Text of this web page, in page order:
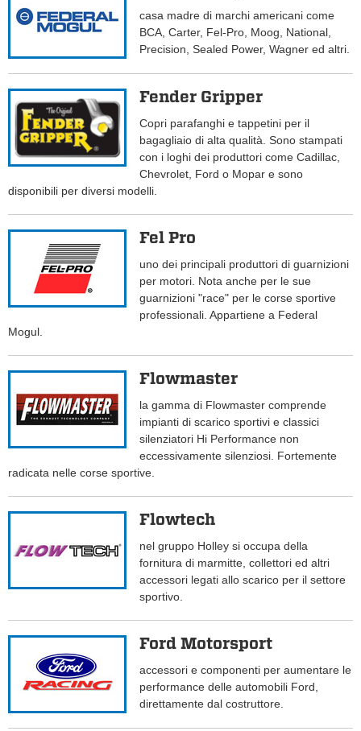
casa madre di marchi americani come
BCA, Carter, Fel-Pro, Moog, National,
Precision, Sealed Power, Wagner ed altri.
Fender Gripper
Copri parafanghi e tappetini per il
bagagliaio di alta qualità. Sono stampati
con i loghi dei produttori come Cadillac,
Chevrolet, Ford o Mopar e sono
disponibili per diversi modelli.
Fel Pro
uno dei principali produttori di guarnizioni
per motori. Nota anche per le sue
guarnizioni "race" per le corse sportive
professionali. Appartiene a Federal
Mogul.
Flowmaster
la gamma di Flowmaster comprende
impianti di scarico sportivi e classici
silenziatori Hi Performance non
eccessivamente silenziosi. Fortemente
radicata nelle corse sportive.
Flowtech
nel gruppo Holley si occupa della
fornitura di marmitte, collettori ed altri
accessori legati allo scarico per il settore
sportivo.
Ford Motorsport
accessori e componenti per aumentare le
performance delle automobili Ford,
direttamente dal costruttore.